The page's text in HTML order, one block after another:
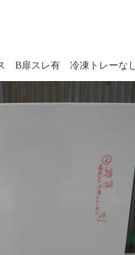
B扉スレ有 冷凍トレーな